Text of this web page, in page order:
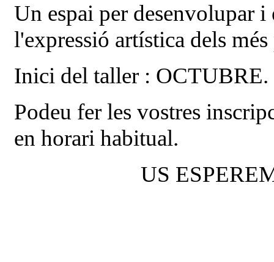
Un espai per desenvolupar
l'expressió artística dels
Inici del taller : OCTUBRE.
Podeu fer les vostres
en horari
US ESPEREM